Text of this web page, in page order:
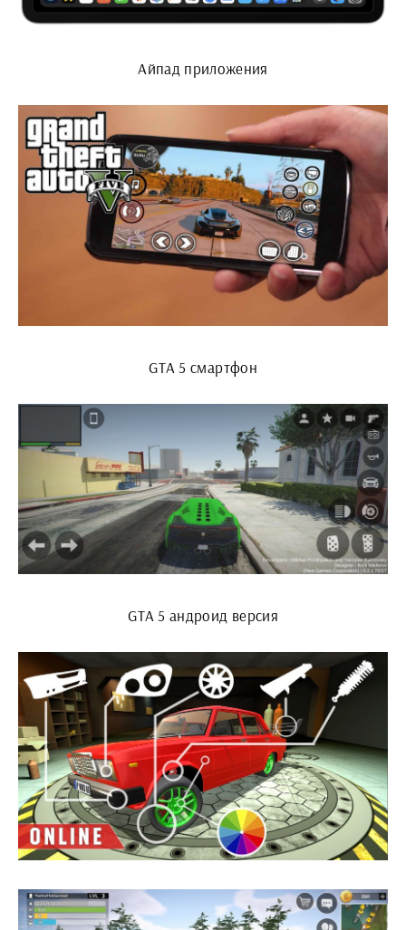
Айпад приложения
GTA 5 смартфон
GTA 5 андроид версия